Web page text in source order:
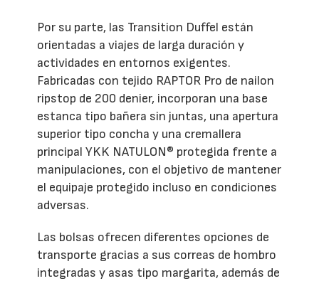
Por su parte, las Transition Duffel están
orientadas a viajes de larga duración y
actividades en entornos exigentes.
Fabricadas con tejido RAPTOR Pro de nailon
ripstop de 200 denier, incorporan una base
estanca tipo bañera sin juntas, una apertura
superior tipo concha y una cremallera
principal YKK NATULON® protegida frente a
manipulaciones, con el objetivo de mantener
el equipaje protegido incluso en condiciones
adversas.
Las bolsas ofrecen diferentes opciones de
transporte gracias a sus correas de hombro
integradas y asas tipo margarita, además de